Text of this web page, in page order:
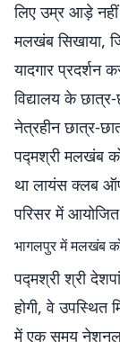
लिए उम्र आड़े
मलखंब सिखाया,
यादगार प्रदर्शन
विद्यालय के
नेत्रहीन छात्र-
पद्मश्री मलखंब
था लायंस क्लब ऑफ
परिसर में
भागलपुर में मलखंब
पद्मश्री श्री
होगी, वे उपस्थित
में एक समय नेशनल